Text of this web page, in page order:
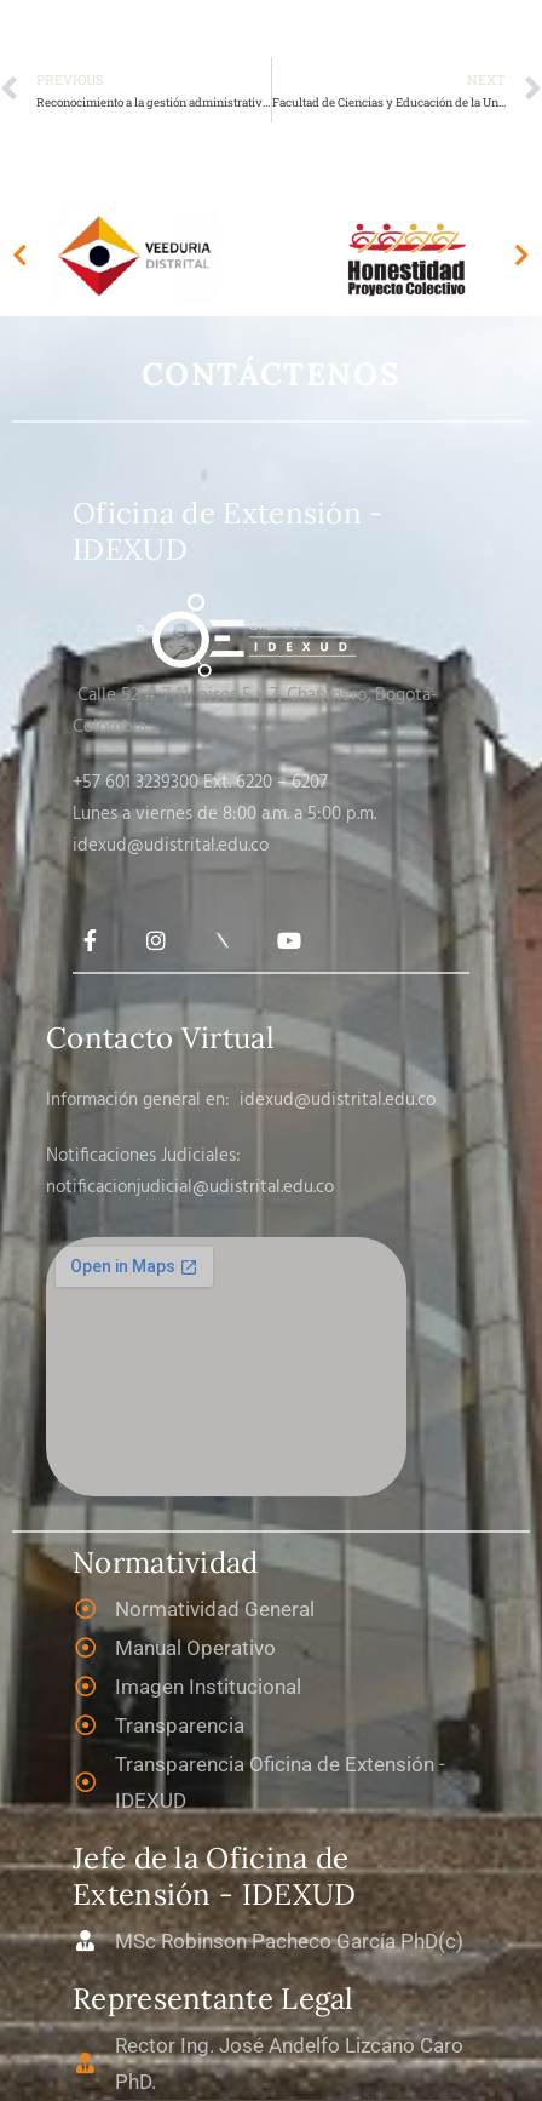
PREVIOUS NEXT
Facultad de Ciencias y Educación de la Universidad Distrital ofrece portafolio de formación en capacitación
CONTÁCTENOS
Oficina de Extensión -
IDEXUD
Calle 52 # 7-11, pisos 5 y 7, Chapinero, Bogotá-
Colombia
+57 601 3239300 Ext. 6220 – 6207
Lunes a viernes de 8:00 a.m. a 5:00 p.m.
idexud@udistrital.edu.co
Contacto Virtual
Información general en: idexud@udistrital.edu.co
Notificaciones Judiciales:
notificacionjudicial@udistrital.edu.co
Normatividad
Normatividad General
Manual Operativo
Imagen Institucional
Transparencia
Transparencia Oficina de Extensión -
IDEXUD
Jefe de la Oficina de
Extensión - IDEXUD
MSc Robinson Pacheco García PhD(c)
Representante Legal
Rector Ing. José Andelfo Lizcano Caro
PhD.